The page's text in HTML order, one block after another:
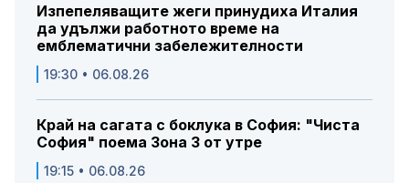
Изпепеляващите жеги принудиха Италия
да удължи работното време на
емблематични забележителности
19:30 • 06.08.26
Край на сагата с боклука в София: "Чиста
София" поема Зона 3 от утре
19:15 • 06.08.26